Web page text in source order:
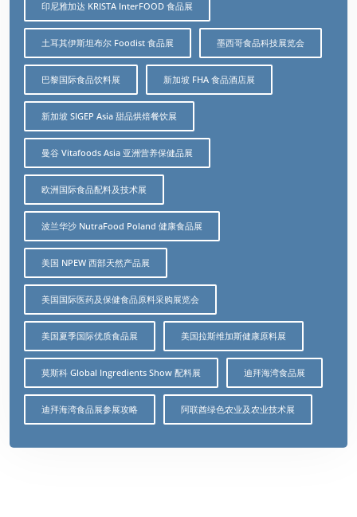
印尼雅加达 KRISTA InterFOOD 食品展
土耳其伊斯坦布尔 Foodist 食品展 墨西哥食品科技展览会
巴黎国际食品饮料展 新加坡 FHA 食品酒店展
新加坡 SIGEP Asia 甜品烘焙餐饮展
曼谷 Vitafoods Asia 亚洲营养保健品展
欧洲国际食品配料及技术展
波兰华沙 NutraFood Poland 健康食品展
美国 NPEW 西部天然产品展
美国国际医药及保健食品原料采购展览会
美国夏季国际优质食品展 美国拉斯维加斯健康原料展
莫斯科 Global Ingredients Show 配料展 迪拜海湾食品展
迪拜海湾食品展参展攻略 阿联酋绿色农业及农业技术展